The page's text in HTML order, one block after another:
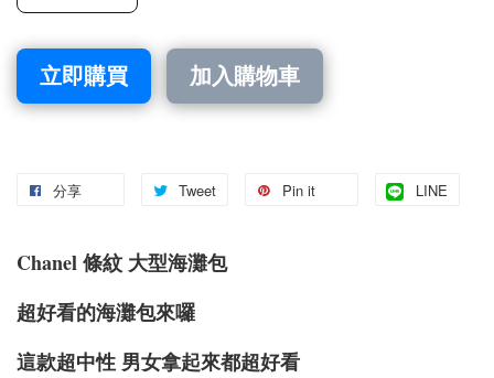
立即購買 加入購物車
分享 Tweet Pin it LINE
Chanel 條紋 大型海灘包
超好看的海灘包來囉
這款超中性 男女拿起來都超好看